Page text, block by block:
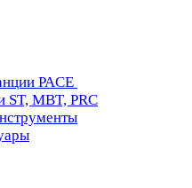
PACE
ST, MBT, PRC